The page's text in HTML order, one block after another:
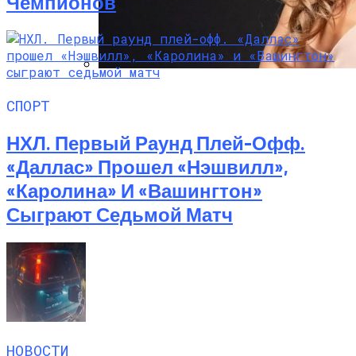
СПОРТ
НХЛ. Первый Раунд Плей-Офф.
«Даллас» Прошел «Нэшвилл»,
«Каролина» И «Вашингтон»
Сыграют Седьмой Матч
НОВОСТИ